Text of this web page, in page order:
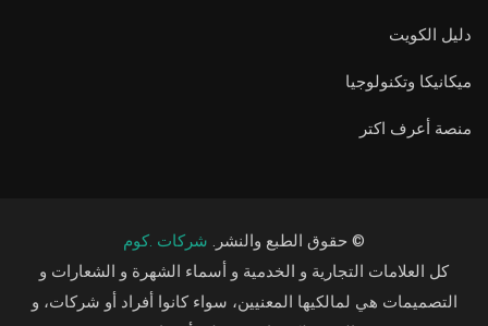
دليل الكويت
ميكانيكا وتكنولوجيا
منصة أعرف اكتر
© حقوق الطبع والنشر. شركات .كوم
كل العلامات التجارية و الخدمية و أسماء الشهرة و الشعارات و
التصميمات هي لمالكيها المعنيين، سواء كانوا أفراد أو شركات، و